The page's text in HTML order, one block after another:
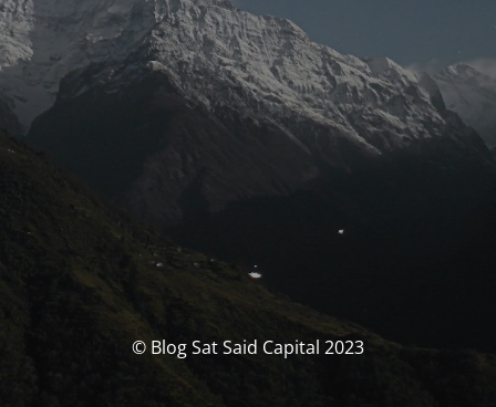
© Blog Sat Said Capital 2023